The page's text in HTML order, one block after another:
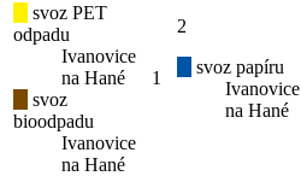
svoz PET
odpadu
Ivanovice
na Hané
svoz
bioodpadu
Ivanovice
na Hané
1
2
svoz papíru
Ivanovice
na Hané